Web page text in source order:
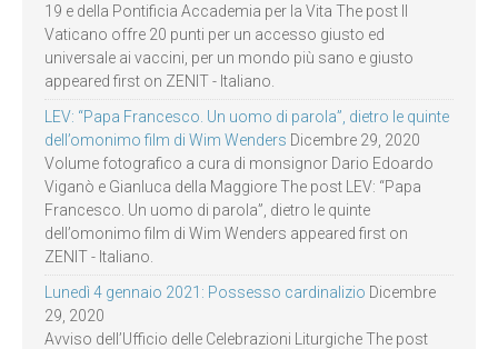
19 e della Pontificia Accademia per la Vita The post Il
Vaticano offre 20 punti per un accesso giusto ed
universale ai vaccini, per un mondo più sano e giusto
appeared first on ZENIT - Italiano.
LEV: “Papa Francesco. Un uomo di parola”, dietro le quinte
dell’omonimo film di Wim Wenders Dicembre 29, 2020
Volume fotografico a cura di monsignor Dario Edoardo
Viganò e Gianluca della Maggiore The post LEV: “Papa
Francesco. Un uomo di parola”, dietro le quinte
dell’omonimo film di Wim Wenders appeared first on
ZENIT - Italiano.
Lunedì 4 gennaio 2021: Possesso cardinalizio Dicembre
29, 2020
Avviso dell’Ufficio delle Celebrazioni Liturgiche The post